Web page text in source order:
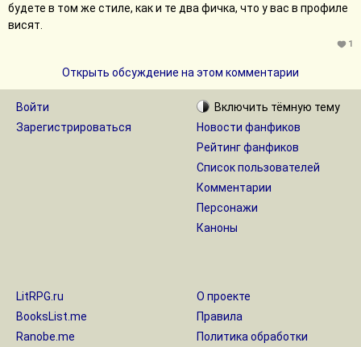
будете в том же стиле, как и те два фичка, что у вас в профиле
висят.
1
Открыть обсуждение на этом комментарии
Войти
Зарегистрироваться
Включить тёмную тему
Новости фанфиков
Рейтинг фанфиков
Список пользователей
Комментарии
Персонажи
Каноны
LitRPG.ru
BooksList.me
Ranobe.me
О проекте
Правила
Политика обработки